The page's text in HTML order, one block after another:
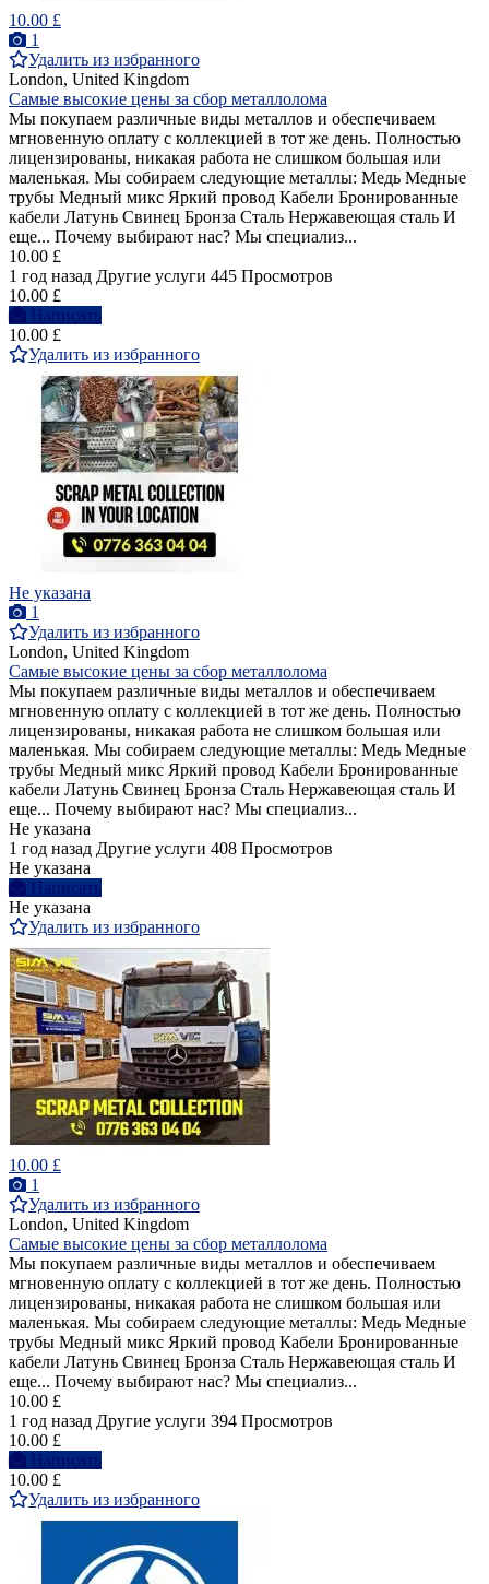
10.00 £
1
Удалить из избранного
London, United Kingdom
Самые высокие цены за сбор металлолома
Мы покупаем различные виды металлов и обеспечиваем
мгновенную оплату с коллекцией в тот же день. Полностью
лицензированы, никакая работа не слишком большая или
маленькая. Мы собираем следующие металлы: Медь Медные
трубы Медный микс Яркий провод Кабели Бронированные
кабели Латунь Свинец Бронза Сталь Нержавеющая сталь И
еще... Почему выбирают нас? Мы специализ...
10.00 £
1 год назад Другие услуги 445 Просмотров
10.00 £
Написать
10.00 £
Удалить из избранного
Не указана
1
Удалить из избранного
London, United Kingdom
Самые высокие цены за сбор металлолома
Мы покупаем различные виды металлов и обеспечиваем
мгновенную оплату с коллекцией в тот же день. Полностью
лицензированы, никакая работа не слишком большая или
маленькая. Мы собираем следующие металлы: Медь Медные
трубы Медный микс Яркий провод Кабели Бронированные
кабели Латунь Свинец Бронза Сталь Нержавеющая сталь И
еще... Почему выбирают нас? Мы специализ...
Не указана
1 год назад Другие услуги 408 Просмотров
Не указана
Написать
Не указана
Удалить из избранного
10.00 £
1
Удалить из избранного
London, United Kingdom
Самые высокие цены за сбор металлолома
Мы покупаем различные виды металлов и обеспечиваем
мгновенную оплату с коллекцией в тот же день. Полностью
лицензированы, никакая работа не слишком большая или
маленькая. Мы собираем следующие металлы: Медь Медные
трубы Медный микс Яркий провод Кабели Бронированные
кабели Латунь Свинец Бронза Сталь Нержавеющая сталь И
еще... Почему выбирают нас? Мы специализ...
10.00 £
1 год назад Другие услуги 394 Просмотров
10.00 £
Написать
10.00 £
Удалить из избранного